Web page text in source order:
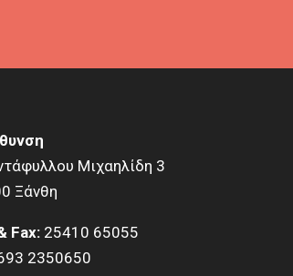
Μιχαηλίδη 3
Ξάνθη
Fax: 25410 65055
2350650